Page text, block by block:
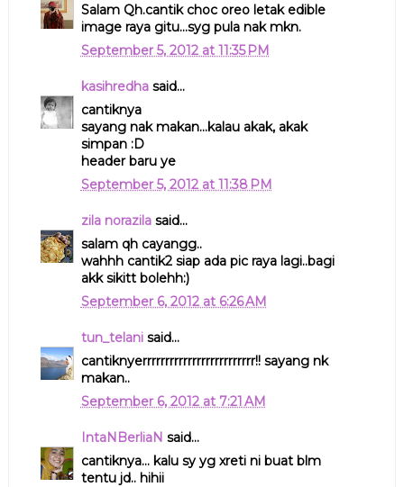
Salam Qh.cantik choc oreo letak edible
image raya gitu...syg pula nak mkn.
September 5, 2012 at 11:35 PM
kasihredhasaid...
cantiknya
sayang nak makan...kalau akak, akak
simpan :D
header baru ye
September 5, 2012 at 11:38 PM
zila norazilasaid...
salam qh cayangg..
wahhh cantik2 siap ada pic raya lagi..bagi
akk sikitt bolehh:)
September 6, 2012 at 6:26 AM
tun_telanisaid...
cantiknyerrrrrrrrrrrrrrrrrrrrrrrrr!! sayang nk
makan..
September 6, 2012 at 7:21 AM
IntaNBerliaN said...
cantiknya... kalu sy yg xreti ni buat blm
tentu jd.. hihii